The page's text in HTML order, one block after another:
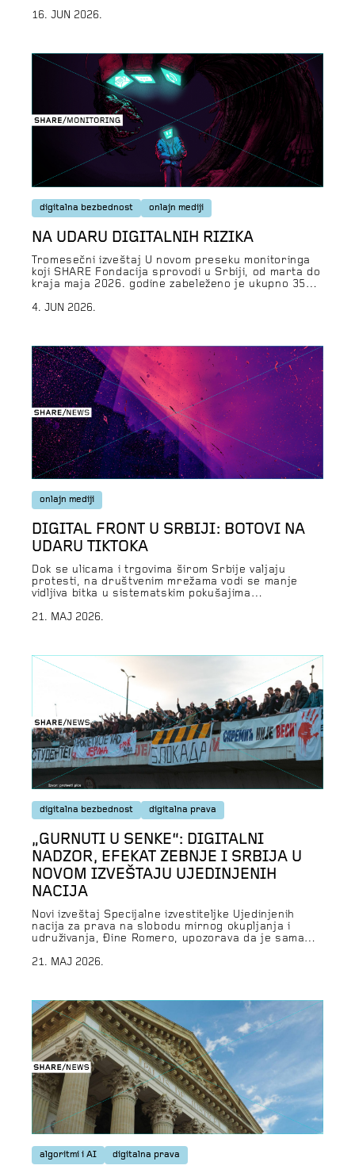
Evrope koji su zainteresovani za pitanja digitalnih
rastući […]
16. JUN 2026.
digitalna bezbednost onlajn mediji
NA UDARU DIGITALNIH RIZIKA
Tromesečni izveštaj U novom preseku monitoringa
koji SHARE Fondacija sprovodi u Srbiji, od marta do
kraja maja 2026. godine zabeleženo je ukupno 35
Kategorija prevara, pretnji i manipulacija ponovo je
incidenta i […]
4. JUN 2026.
onlajn mediji
DIGITAL FRONT U SRBIJI: BOTOVI NA
UDARU TIKTOKA
Dok se ulicama i trgovima širom Srbije valjaju
protesti, na društvenim mrežama vodi se manje
vidljiva bitka u sistematskim pokušajima
Srbije videti, čuti i u šta će poverovati. O ishodima
objavljeno da je u januaru […]
21. MAJ 2026.
digitalna bezbednost digitalna prava
„GURNUTI U SENKE“: DIGITALNI
NADZOR, EFEKAT ZEBNJE I SRBIJA U
NOVOM IZVEŠTAJU UJEDINJENIH
NACIJA
Novi izveštaj Specijalne izvestiteljke Ujedinjenih
nacija za prava na slobodu mirnog okupljanja i
udruživanja, Đine Romero, upozorava da je sama
ponašanje ljudi tako da oni manje javno govore,
iz aprila 2026. godine zasnovana […]
21. MAJ 2026.
algoritmi i AI digitalna prava